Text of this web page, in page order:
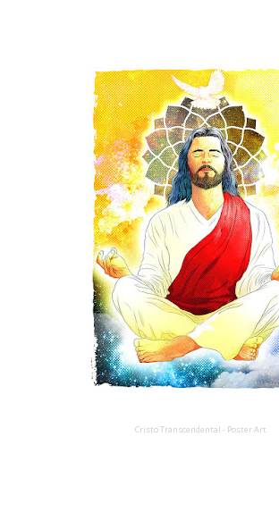
Cristo Transcendental - Poster Art